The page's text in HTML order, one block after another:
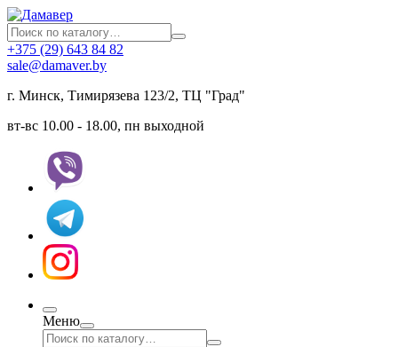
+375 (29) 643 84 82
sale@damaver.by
г. Минск, Тимирязева 123/2, ТЦ "Град"
вт-вс 10.00 - 18.00, пн выходной
Меню